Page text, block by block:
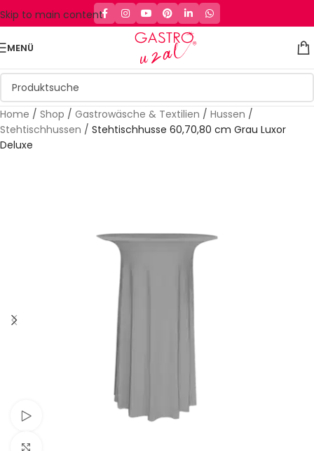
Skip to main content
MENÜ
Home / Shop / Gastrowäsche & Textilien / Hussen /
Stehtischhussen / Stehtischhusse 60,70,80 cm Grau Luxor
Deluxe